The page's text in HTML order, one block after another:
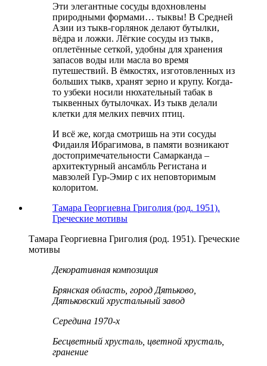
Эти элегантные сосуды вдохновлены
природными формами… тыквы! В Средней
Азии из тыкв-горлянок делают бутылки,
вёдра и ложки. Лёгкие сосуды из тыкв‚
оплетённые сеткой, удобны для хранения
запасов воды или масла во время
путешествий. В ёмкостях, изготовленных из
больших тыкв, хранят зерно и крупу. Когда-
то узбеки носили нюхательный табак в
тыквенных бутылочках. Из тыкв делали
клетки для мелких певчих птиц.
И всё же, когда смотришь на эти сосуды
Фидаиля Ибрагимова, в памяти возникают
достопримечательности Самарканда –
архитектурный ансамбль Регистана и
мавзолей Гур-Эмир с их неповторимым
колоритом.
Тамара Георгиевна Григолия (род. 1951).
Греческие мотивы
Тамара Георгиевна Григолия (род. 1951). Греческие
мотивы
Декоративная композиция
Брянская область, город Дятьково,
Дятьковский хрустальный завод
Середина 1970-х
Бесцветный хрусталь, цветной хрусталь,
гранение